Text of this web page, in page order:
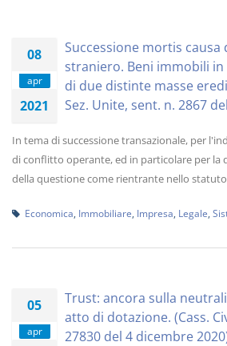
08
apr
2021
Successione mortis causa
straniero. Beni immobili
di due distinte masse
Sez. Unite, sent. n. 2867
In tema di successione transazionale, per
di conflitto operante, ed in particolare per la
della questione come rientrante nello
Economica Immobiliare Impresa Legale
05
apr
Trust: ancora sulla
atto di dotazione. (Cass.
27830 del 4 dicembre